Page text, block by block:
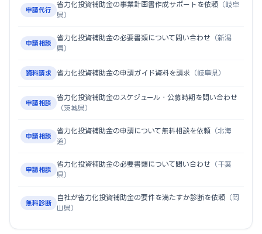
申請代行
省力化投資補助金の事業計画書作成サポートを依頼 （岐阜
県）
申請相談
省力化投資補助金の必要書類について問い合わせ （新潟
県）
資料請求 省力化投資補助金の申請ガイド資料を請求 （岐阜県）
申請相談
省力化投資補助金のスケジュール・公募時期を問い合わせ
（茨城県）
申請相談
省力化投資補助金の申請について無料相談を依頼 （北海
道）
申請相談
省力化投資補助金の必要書類について問い合わせ （千葉
県）
無料診断
自社が省力化投資補助金の要件を満たすか診断を依頼 （岡
山県）